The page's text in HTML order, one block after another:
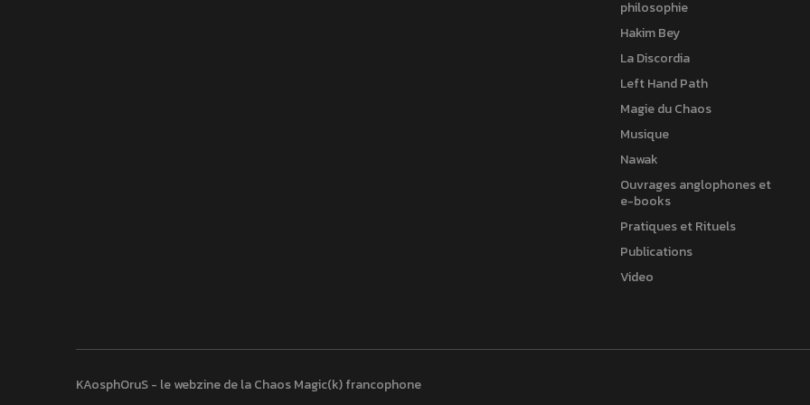
philosophie
Hakim Bey
La Discordia
Left Hand Path
Magie du Chaos
Musique
Nawak
Ouvrages anglophones et
e-books
Pratiques et Rituels
Publications
Video
KAosphOruS - le webzine de la Chaos Magic(k) francophone